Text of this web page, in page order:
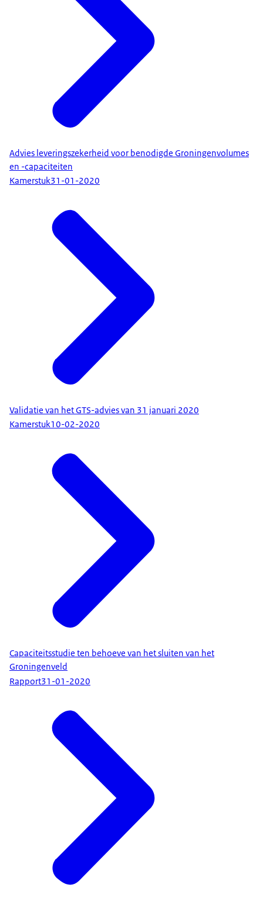
Advies leveringszekerheid voor benodigde Groningenvolumes
en -capaciteiten
Kamerstuk31-01-2020
Validatie van het GTS-advies van 31 januari 2020
Kamerstuk10-02-2020
Capaciteitsstudie ten behoeve van het sluiten van het
Groningenveld
Rapport31-01-2020